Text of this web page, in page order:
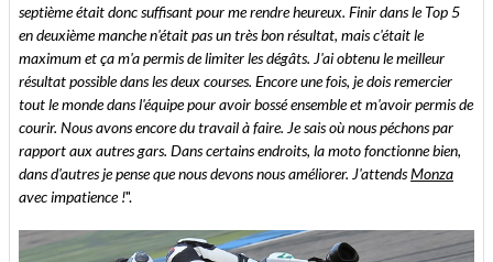
septième était donc suffisant pour me rendre heureux. Finir dans le Top 5
en deuxième manche n'était pas un très bon résultat, mais c'était le
maximum et ça m'a permis de limiter les dégâts. J'ai obtenu le meilleur
résultat possible dans les deux courses. Encore une fois, je dois remercier
tout le monde dans l'équipe pour avoir bossé ensemble et m'avoir permis de
courir. Nous avons encore du travail à faire. Je sais où nous péchons par
rapport aux autres gars. Dans certains endroits, la moto fonctionne bien,
dans d'autres je pense que nous devons nous améliorer. J'attendsMonza
avec impatience !".